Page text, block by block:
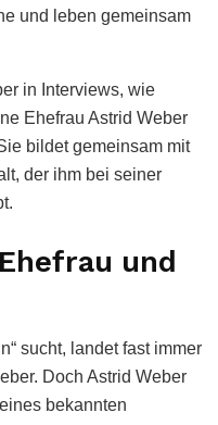
und leben gemeinsam
in Interviews, wie
Ehefrau Astrid Weber
bildet gemeinsam mit
der ihm bei seiner
und
sucht, landet fast immer
Doch Astrid Weber
bekannten